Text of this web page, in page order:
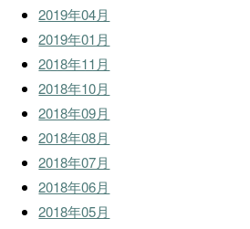
2019年04月
2019年01月
2018年11月
2018年10月
2018年09月
2018年08月
2018年07月
2018年06月
2018年05月